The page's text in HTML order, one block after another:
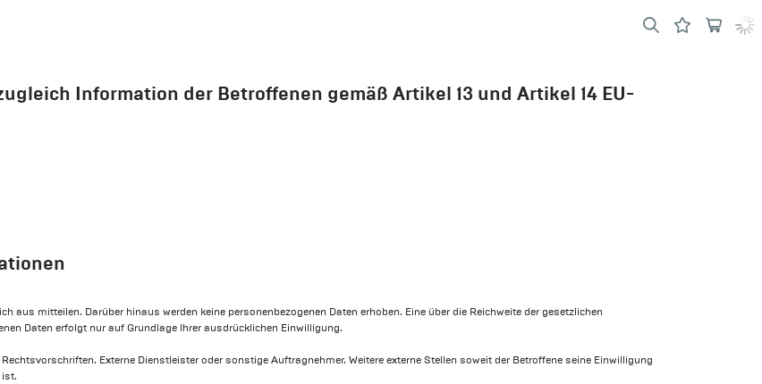
Information der Betroffenen gemäß Artikel 13 und Artikel 14 EU-
aus mitteilen. Darüber hinaus werden keine personenbezogenen Daten erhoben. Eine über die Reichweite der gesetzlichen
Daten erfolgt nur auf Grundlage Ihrer ausdrücklichen Einwilligung.
Externe Dienstleister oder sonstige Auftragnehmer. Weitere externe Stellen soweit der Betroffene seine Einwilligung